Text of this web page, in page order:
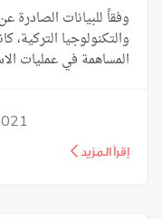
وفقاً للبيانات الصادرة
والتكنولوجيا التركية،
المساهمة في عمليات
إقرأ المزيد